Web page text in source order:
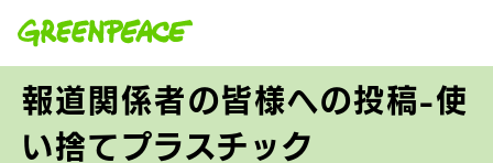
報道関係者の皆様への投稿-使
い捨てプラスチック